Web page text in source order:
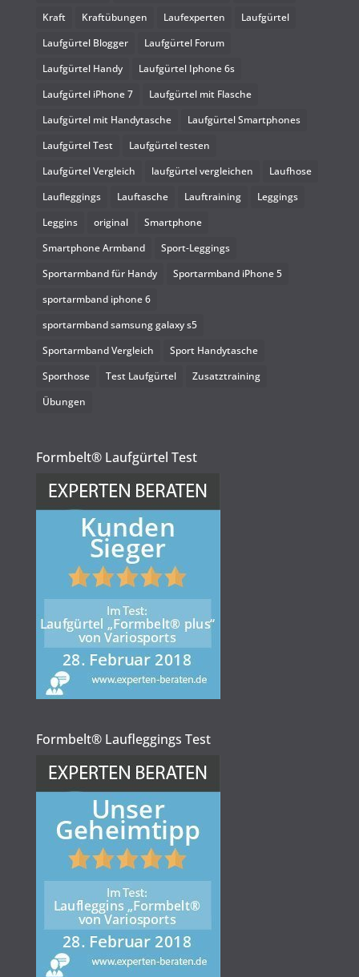
Kraft
Kraftübungen Laufexperten
Laufgürtel
Laufgürtel Blogger
Laufgürtel Forum
Laufgürtel Handy
Laufgürtel Iphone 6s
Laufgürtel iPhone 7
Laufgürtel mit Flasche
Laufgürtel mit Handytasche
Laufgürtel Smartphones
Laufgürtel Test
Laufgürtel testen
Laufgürtel Vergleich
laufgürtel vergleichen
Laufhose
Laufleggings
Lauftasche Lauftraining
Leggings
Leggins
original
Smartphone
Smartphone Armband
Sport-Leggings
Sportarmband für Handy
Sportarmband iPhone 5
sportarmband iphone 6
sportarmband samsung galaxy s5
Sportarmband Vergleich
Sport Handytasche
Sporthose
Test Laufgürtel
Zusatztraining
Übungen
Formbelt® Laufgürtel Test
Formbelt® Laufleggings Test